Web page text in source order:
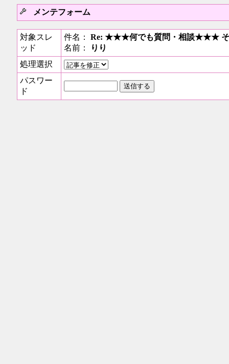
メンテフォーム
対象スレ
ッド
件名： Re: ★★★何でも質問・相談★★★ そ
名前：
りり
処理選択
パスワー
ド